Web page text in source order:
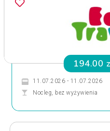
194.00
11.07.2026 - 11.07.2026
Nocleg, bez wyżywienia